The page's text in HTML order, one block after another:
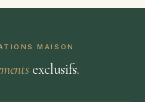
MAISON
exclusifs.